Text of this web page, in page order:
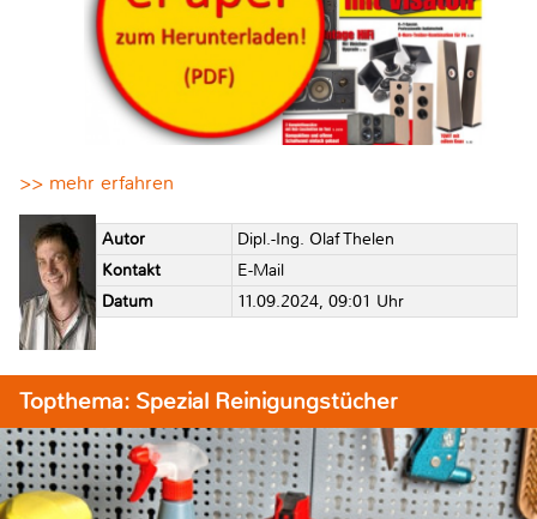
>> mehr erfahren
Autor
Dipl.-Ing. Olaf Thelen
Kontakt
E-Mail
Datum
11.09.2024, 09:01 Uhr
Topthema: Spezial Reinigungstücher